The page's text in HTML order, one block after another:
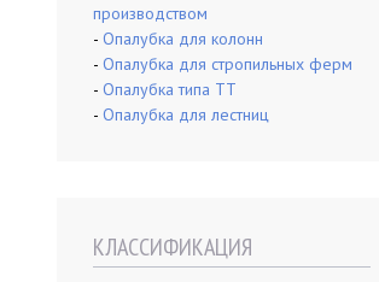
производством
- Опалубка для колонн
- Опалубка для стропильных ферм
- Опалубка типа ТТ
- Опалубка для лестниц
КЛАССИФИКАЦИЯ